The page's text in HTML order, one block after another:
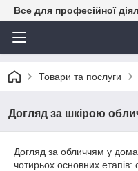
Все для професійної
Товари та послуги
Догляд за шкірою
Догляд за обличчям у
чотирьох основних